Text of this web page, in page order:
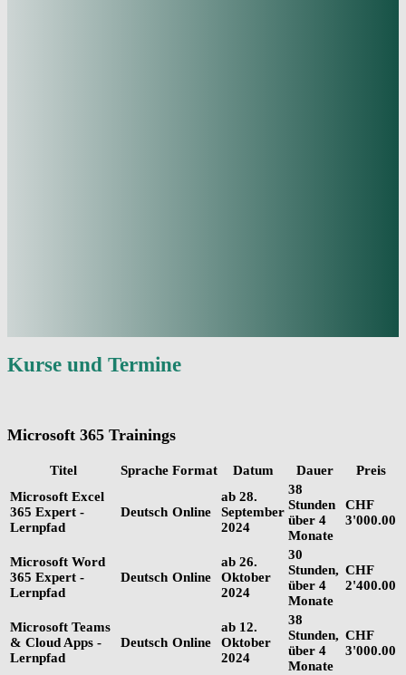
Kurse und Termine
Microsoft 365 Trainings
Titel Sprache Format Datum Dauer
Preis
Microsoft Excel
365 Expert -
Lernpfad
Deutsch Online
ab 28.
September
2024
38
Stunden
über 4
Monate
CHF
3'000.00
Microsoft Word
365 Expert -
Lernpfad
Deutsch Online
ab 26.
Oktober
2024
30
Stunden,
über 4
Monate
CHF
2'400.00
Microsoft Teams
& Cloud Apps -
Lernpfad
Deutsch Online
ab 12.
Oktober
2024
38
Stunden,
über 4
Monate
CHF
3'000.00